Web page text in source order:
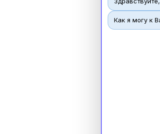
Как я могу к